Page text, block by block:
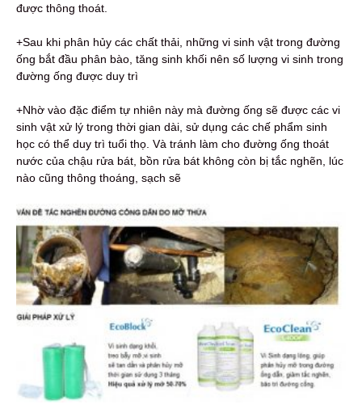
được thông thoát.
+Sau khi phân hủy các chất thải, những vi sinh vật trong đường
ống bắt đầu phân bào, tăng sinh khối nên số lượng vi sinh trong
đường ống được duy trì
+Nhờ vào đặc điểm tự nhiên này mà đường ống sẽ được các vi
sinh vật xử lý trong thời gian dài, sử dụng các chế phẩm sinh
học có thể duy trì tuổi thọ. Và tránh làm cho đường ống thoát
nước của chậu rửa bát, bồn rửa bát không còn bị tắc nghẽn, lúc
nào cũng thông thoáng, sạch sẽ